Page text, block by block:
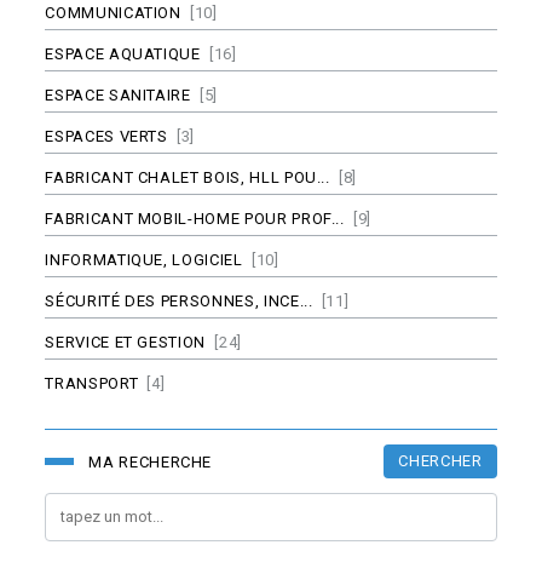
COMMUNICATION [10]
ESPACE AQUATIQUE [16]
ESPACE SANITAIRE [5]
ESPACES VERTS [3]
FABRICANT CHALET BOIS, HLL POU... [8]
FABRICANT MOBIL-HOME POUR PROF... [9]
INFORMATIQUE, LOGICIEL [10]
SÉCURITÉ DES PERSONNES, INCE... [11]
SERVICE ET GESTION [24]
TRANSPORT [4]
MA RECHERCHE CHERCHER